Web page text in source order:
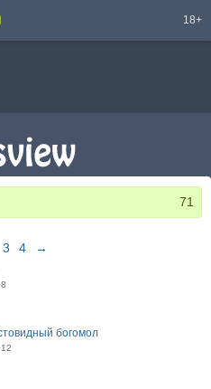
18+
71
3 4 →
богомол